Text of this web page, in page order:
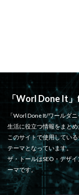
「Worl Done It
「Worl Done It/ワールダ
生活に役立つ情報をまと
このサイトで使用してい
テーマとなっています。
ザ・トールはSEO・デザ
ーマです。